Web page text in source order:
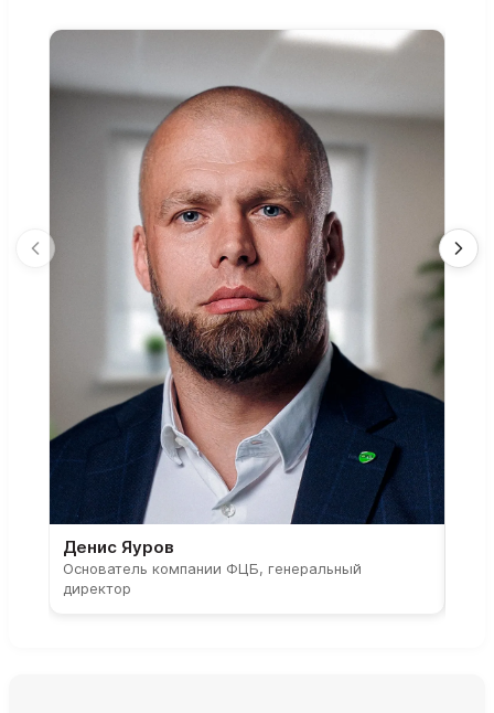
Денис Яуров
Основатель компании ФЦБ, генеральный
директор